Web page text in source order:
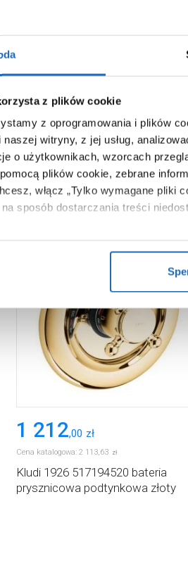
z plików cookie
z oprogramowania i plików
witryny, z jej usług,
o użytkownikach, wzorcach
plików cookie, zebrane
włącz „Tylko wymagane pliki
na sposób dostarczania treści
informacji na temat plików plików
1 212,00 zł
Cena katalogowa: 2 113,63 zł
Kludi 1926 517194520 bateria
prysznicowa podtynkowa złoty